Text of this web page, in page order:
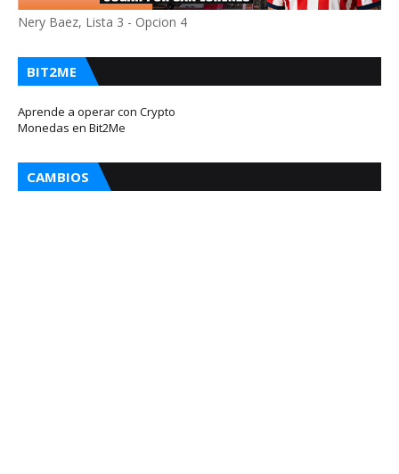
Nery Baez, Lista 3 - Opcion 4
BIT2ME
Aprende a operar con Crypto
Monedas en Bit2Me
CAMBIOS